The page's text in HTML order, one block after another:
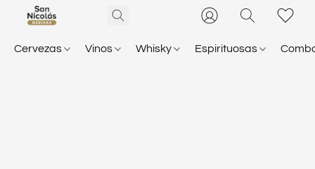
Cervezas Vinos Whisky Espirituosas